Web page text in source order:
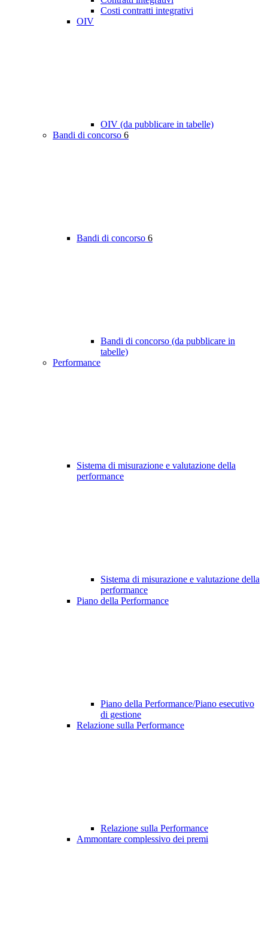
Costi contratti integrativi
OIV
OIV (da pubblicare in tabelle)
Bandi di concorso 6
Bandi di concorso 6
Bandi di concorso (da pubblicare in
tabelle)
Performance
Sistema di misurazione e valutazione della
performance
Sistema di misurazione e valutazione della
performance
Piano della Performance
Piano della Performance/Piano esecutivo
di gestione
Relazione sulla Performance
Relazione sulla Performance
Ammontare complessivo dei premi